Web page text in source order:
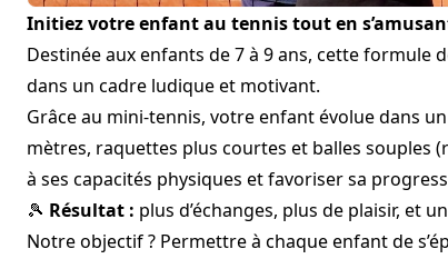
Initiez votre enfant au tennis tout en
Destinée aux enfants de 7 à 9 ans, cette formule
dans un cadre ludique et motivant.
Grâce au mini-tennis, votre enfant évolue dans
mètres, raquettes plus courtes et balles souples
à ses capacités physiques et favoriser sa
🎾 Résultat : plus d’échanges, plus de plaisir, et
Notre objectif ? Permettre à chaque enfant de